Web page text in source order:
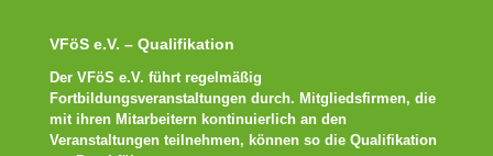
VFöS e.V. – Qualifikation
Der VFöS e.V. führt regelmäßig
Fortbildungsveranstaltungen durch. Mitgliedsfirmen, die
mit ihren Mitarbeitern kontinuierlich an den
Veranstaltungen teilnehmen, können so die Qualifikation